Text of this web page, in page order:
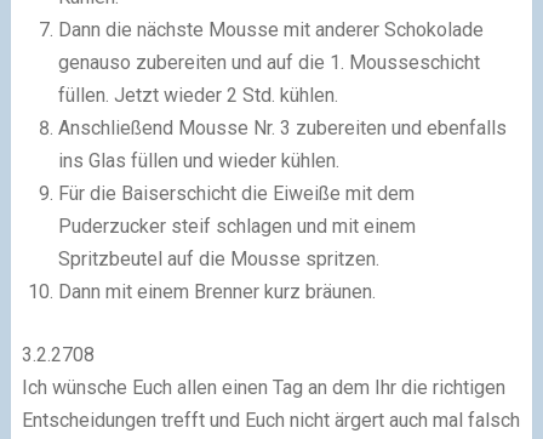
Dann die nächste Mousse mit anderer Schokolade
genauso zubereiten und auf die 1. Mousseschicht
füllen. Jetzt wieder 2 Std. kühlen.
Anschließend Mousse Nr. 3 zubereiten und ebenfalls
ins Glas füllen und wieder kühlen.
Für die Baiserschicht die Eiweiße mit dem
Puderzucker steif schlagen und mit einem
Spritzbeutel auf die Mousse spritzen.
Dann mit einem Brenner kurz bräunen.
3.2.2708
Ich wünsche Euch allen einen Tag an dem Ihr die richtigen
Entscheidungen trefft und Euch nicht ärgert auch mal falsch